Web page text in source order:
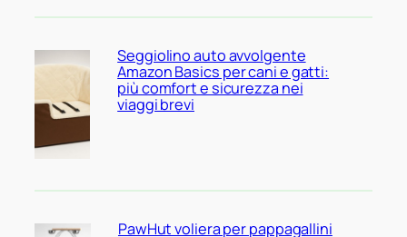
Seggiolino auto avvolgente
Amazon Basics per cani e gatti:
più comfort e sicurezza nei
viaggi brevi
PawHut voliera per pappagallini